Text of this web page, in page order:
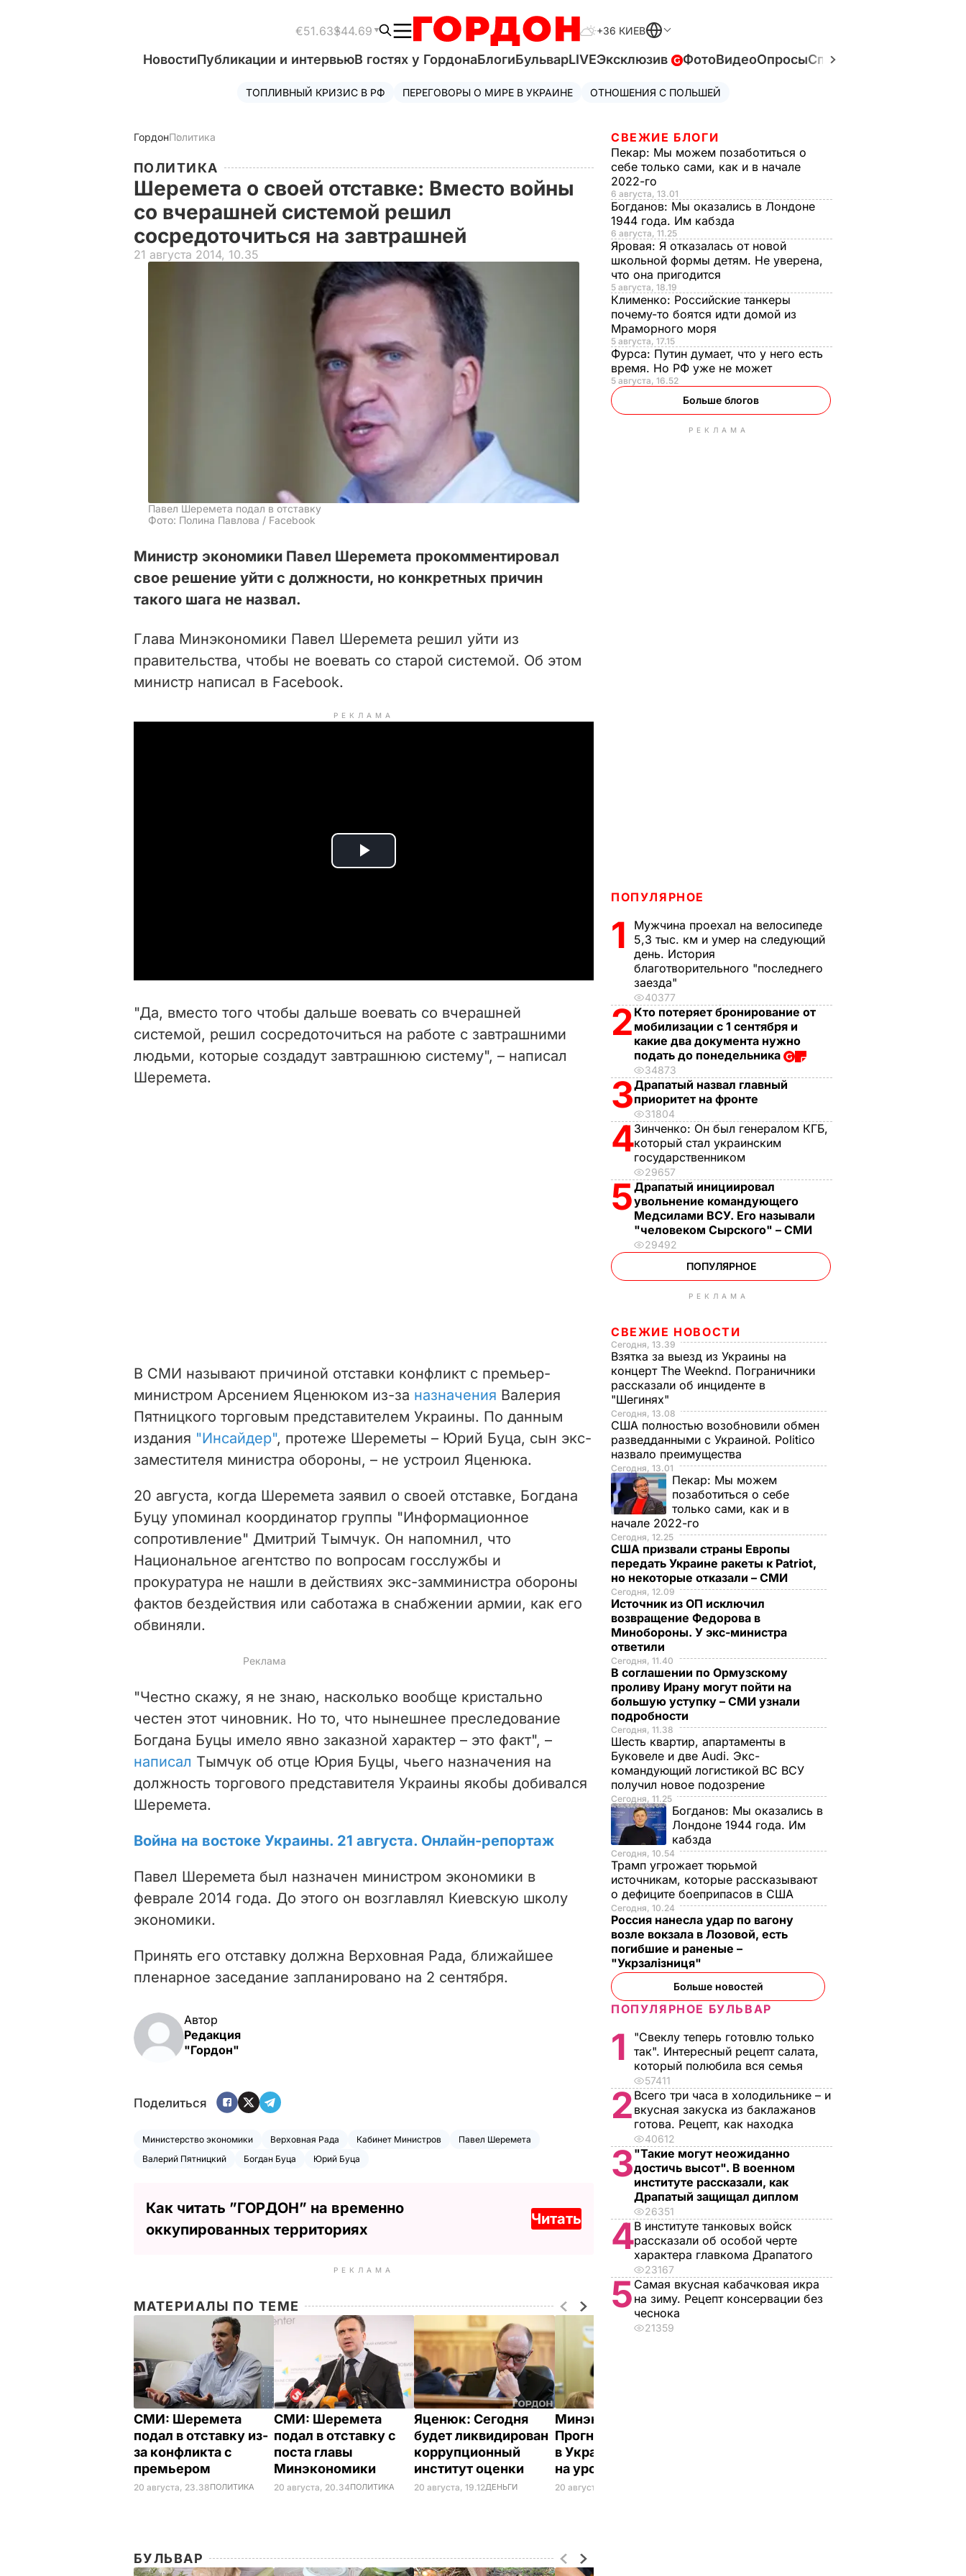
€51.63$44.69 +36 КИЕВ
НовостиПубликации и интервьюВ гостях у ГордонаБлогиБульварLIVEЭксклюзив ФотоВидеоОпросыСпецпроекты
ТОПЛИВНЫЙ КРИЗИС В РФ ПЕРЕГОВОРЫ О МИРЕ В УКРАИНЕ ОТНОШЕНИЯ С ПОЛЬШЕЙ
ГордонПолитика
ПОЛИТИКА
Шеремета о своей отставке: Вместо войны
со вчерашней системой решил
сосредоточиться на завтрашней
21 августа 2014, 10.35
Павел Шеремета подал в отставку
Фото: Полина Павлова / Facebook
Министр экономики Павел Шеремета прокомментировал
свое решение уйти с должности, но конкретных причин
такого шага не назвал.
Глава Минэкономики Павел Шеремета решил уйти из
правительства, чтобы не воевать со старой системой. Об этом
министр написал в Facebook.
РЕКЛАМА
P
i
d
"Да, вместо того чтобы дальше воевать со вчерашней
системой, решил сосредоточиться на работе с завтрашними
людьми, которые создадут завтрашнюю систему", – написал
Шеремета.
В СМИ называют причиной отставки конфликт с премьер-
министром Арсением Яценюком из-за назначения Валерия
Пятницкого торговым представителем Украины. По данным
издания "Инсайдер", протеже Шереметы – Юрий Буца, сын экс-
заместителя министра обороны, – не устроил Яценюка.
20 августа, когда Шеремета заявил о своей отставке, Богдана
Буцу упоминал координатор группы "Информационное
сопротивление" Дмитрий Тымчук. Он напомнил, что
Национальное агентство по вопросам госслужбы и
прокуратура не нашли в действиях экс-замминистра обороны
фактов бездействия или саботажа в снабжении армии, как его
обвиняли.
"Честно скажу, я не знаю, насколько вообще кристально
честен этот чиновник. Но то, что нынешнее преследование
Богдана Буцы имело явно заказной характер – это факт", –
написал Тымчук об отце Юрия Буцы, чьего назначения на
должность торгового представителя Украины якобы добивался
Шеремета.
Война на востоке Украины. 21 августа. Онлайн-репортаж
Павел Шеремета был назначен министром экономики в
феврале 2014 года. До этого он возглавлял Киевскую школу
экономики.
Принять его отставку должна Верховная Рада, ближайшее
пленарное заседание запланировано на 2 сентября.
Автор
Редакция
"Гордон"
Поделиться
Министерство экономики Верховная Рада Кабинет Министров
Павел Шеремета
Валерий Пятницкий
Богдан Буца Юрий Буца
Как читать ”ГОРДОН” на временно
оккупированных территориях
Читать
РЕКЛАМА
МАТЕРИАЛЫ ПО ТЕМЕ
СМИ: Шеремета
подал в отставку из-
за конфликта с
премьером
20 августа, 23.38ПОЛИТИКА
СМИ: Шеремета
подал в отставку с
поста главы
Минэкономики
20 августа, 20.34ПОЛИТИКА
Яценюк: Сегодня
будет ликвидирован
коррупционный
институт оценки
20 августа, 19.12ДЕНЬГИ
Минэкономики:
Прогноз падения ВВП
в Украине остается
на уровне 6-7%
20 августа, 13.36
БУЛЬВАР
СВЕЖИЕ БЛОГИ
Пекар: Мы можем позаботиться о
себе только сами, как и в начале
2022-го
6 августа, 13.01
Богданов: Мы оказались в Лондоне
1944 года. Им кабзда
6 августа, 11.25
Яровая: Я отказалась от новой
школьной формы детям. Не уверена,
что она пригодится
5 августа, 18.19
Клименко: Российские танкеры
почему-то боятся идти домой из
Мраморного моря
5 августа, 17.15
Фурса: Путин думает, что у него есть
время. Но РФ уже не может
5 августа, 16.52
Больше блогов
РЕКЛАМА
ПОПУЛЯРНОЕ
1
Мужчина проехал на велосипеде
5,3 тыс. км и умер на следующий
день. История
благотворительного "последнего
заезда"
40377
2 Кто потеряет бронирование от
мобилизации с 1 сентября и
какие два документа нужно
подать до понедельника
34873
3Драпатый назвал главный
приоритет на фронте
31804
4Зинченко: Он был генералом КГБ,
который стал украинским
государственником
29657
5Драпатый инициировал
увольнение командующего
Медсилами ВСУ. Его называли
"человеком Сырского" – СМИ
29492
ПОПУЛЯРНОЕ
РЕКЛАМА
СВЕЖИЕ НОВОСТИ
Сегодня, 13.39
Взятка за выезд из Украины на
концерт The Weeknd. Пограничники
рассказали об инциденте в
"Шегинях"
Сегодня, 13.08
США полностью возобновили обмен
разведданными с Украиной. Politico
назвало преимущества
Сегодня, 13.01
Пекар: Мы можем
позаботиться о себе
только сами, как и в
начале 2022-го
Сегодня, 12.25
США призвали страны Европы
передать Украине ракеты к Patriot,
но некоторые отказали – СМИ
Сегодня, 12.09
Источник из ОП исключил
возвращение Федорова в
Минобороны. У экс-министра
ответили
Сегодня, 11.40
В соглашении по Ормузскому
проливу Ирану могут пойти на
большую уступку – СМИ узнали
подробности
Сегодня, 11.38
Шесть квартир, апартаменты в
Буковеле и две Audi. Экс-
командующий логистикой ВС ВСУ
получил новое подозрение
Сегодня, 11.25
Богданов: Мы оказались в
Лондоне 1944 года. Им
кабзда
Сегодня, 10.54
Трамп угрожает тюрьмой
источникам, которые рассказывают
о дефиците боеприпасов в США
Сегодня, 10.24
Россия нанесла удар по вагону
возле вокзала в Лозовой, есть
погибшие и раненые –
"Укрзалізниця"
Больше новостей
ПОПУЛЯРНОЕ БУЛЬВАР
1
"Свеклу теперь готовлю только
так". Интересный рецепт салата,
который полюбила вся семья
57411
2 Всего три часа в холодильнике – и
вкусная закуска из баклажанов
готова. Рецепт, как находка
40612
3"Такие могут неожиданно
достичь высот". В военном
институте рассказали, как
Драпатый защищал диплом
26351
4В институте танковых войск
рассказали об особой черте
характера главкома Драпатого
23167
5 Самая вкусная кабачковая икра
на зиму. Рецепт консервации без
чеснока
21359